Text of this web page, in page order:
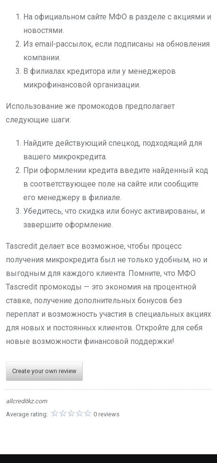
На официальном сайте МФО в разделе с акциями и
новостями.
Из email-рассылок, если подписаны на обновления
компании.
В филиалах кредитора или у менеджеров
микрофинансовой организации.
Использование же промокодов предполагает
следующие шаги:
Найдите действующий спецкод, подходящий для
вашего микрокредита.
При оформлении кредита введите найденный код
в соответствующее поле на сайте или сообщите
его менеджеру в филиале.
Убедитесь, что скидка или бонус активированы, и
завершите оформление.
Tascredit делает все возможное, чтобы процесс
получения микрокредита был не только удобным, но и
выгодным для каждого клиента. Помните, что МФО
Tascredit промокоды — это экономия на процентной
ставке, получение дополнительных бонусов без
переплат и возможность участия в специальных акциях
для новых и постоянных клиентов. Откройте для себя
новые возможности финансовой поддержки!
Create your own review
allcreditkz.com
Average rating:
0 reviews